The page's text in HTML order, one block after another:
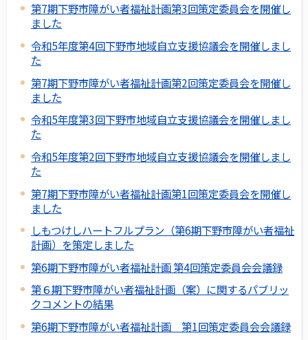
第7期下野市障がい者福祉計画第3回策定委員会を開催し
ました
令和5年度第4回下野市地域自立支援協議会を開催しまし
た
第7期下野市障がい者福祉計画第2回策定委員会を開催し
ました
令和5年度第3回下野市地域自立支援協議会を開催しまし
た
令和5年度第2回下野市地域自立支援協議会を開催しまし
た
第7期下野市障がい者福祉計画第1回策定委員会を開催し
ました
しもつけしハートフルプラン（第6期下野市障がい者福祉
計画）を策定しました
第6期下野市障がい者福祉計画 第4回策定委員会会議録
第６期下野市障がい者福祉計画（案）に関するパブリッ
クコメントの結果
第6期下野市障がい者福祉計画 第1回策定委員会会議録